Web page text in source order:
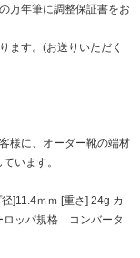
万年筆に調整保証書をお
ます。(お送りいただく
様に、オーダー靴の端材
います。
]11.4ｍｍ [重さ] 24g カ
ロッパ規格 コンバータ